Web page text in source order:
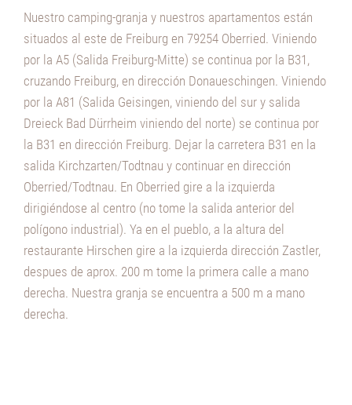
Nuestro camping-granja y nuestros apartamentos están
situados al este de Freiburg en 79254 Oberried. Viniendo
por la A5 (Salida Freiburg-Mitte) se continua por la B31,
cruzando Freiburg, en dirección Donaueschingen. Viniendo
por la A81 (Salida Geisingen, viniendo del sur y salida
Dreieck Bad Dürrheim viniendo del norte) se continua por
la B31 en dirección Freiburg. Dejar la carretera B31 en la
salida Kirchzarten/Todtnau y continuar en dirección
Oberried/Todtnau. En Oberried gire a la izquierda
dirigiéndose al centro (no tome la salida anterior del
polígono industrial). Ya en el pueblo, a la altura del
restaurante Hirschen gire a la izquierda dirección Zastler,
despues de aprox. 200 m tome la primera calle a mano
derecha. Nuestra granja se encuentra a 500 m a mano
derecha.